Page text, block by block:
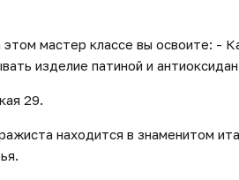
мастер классе вы освоите: -
изделие патиной и
29.
находится в знаменитом